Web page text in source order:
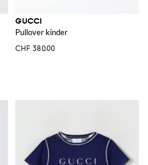
GUCCI
Pullover kinder
CHF 380.00